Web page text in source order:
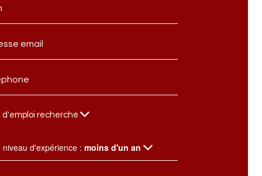
d'emploi recherché
niveau d'expérience : moins d'un an